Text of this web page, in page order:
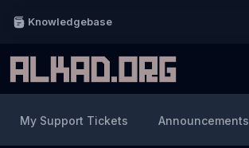
Knowledgebase
My Support Tickets Announcements